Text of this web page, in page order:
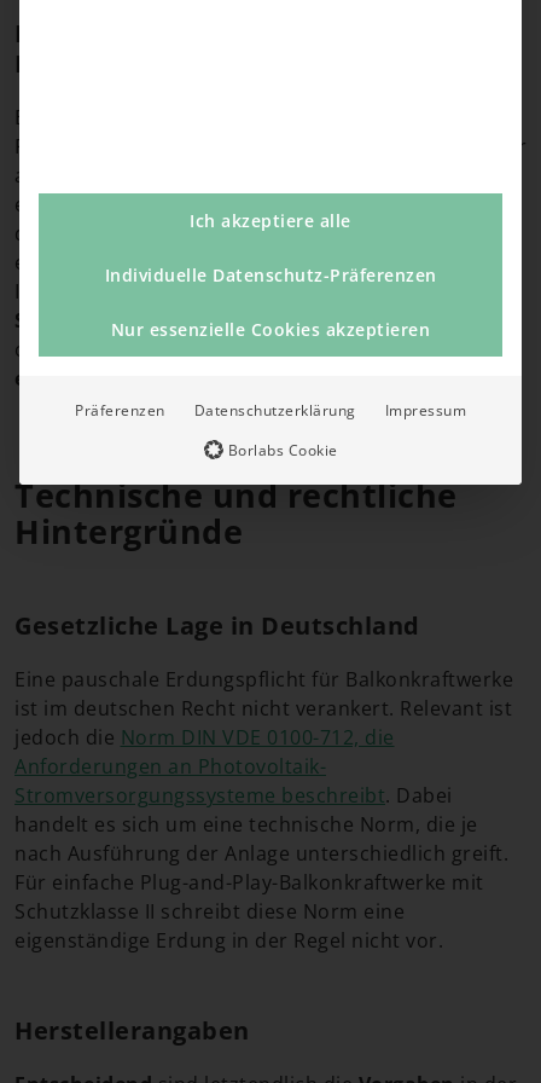
Freistehende oder exponierte
Installation
Balkonkraftwerke, die freistehend auf einem
Flachdach, in einem exponierten Gartenbereich oder
an einer Wetterseite montiert sind, unterliegen
erhöhten äußeren Einflüssen. Überspannungen
durch Blitze in der näheren Umgebung oder
elektrische Entladungen stellen in solchen
Installationen ein größeres Risiko dar.
Schutzmaßnahmenwie ein Überspannungsschutz
oder ein Potentialausgleich sind hier
empfehlenswert
Technische und rechtliche
Hintergründe
Gesetzliche Lage in Deutschland
Eine pauschale Erdungspflicht für Balkonkraftwerke
ist im deutschen Recht nicht verankert. Relevant ist
jedoch die Norm DIN VDE 0100-712, die
Anforderungen an Photovoltaik-
Stromversorgungssysteme beschreibt. Dabei
handelt es sich um eine technische Norm, die je
nach Ausführung der Anlage unterschiedlich greift.
Für einfache Plug-and-Play-Balkonkraftwerke mit
Schutzklasse II schreibt diese Norm eine
eigenständige Erdung in der Regel nicht vor.
Herstellerangaben
Ich akzeptiere alle
Individuelle Datenschutz-Präferenzen
Nur essenzielle Cookies akzeptieren
Präferenzen Datenschutzerklärung
Impressum
Borlabs Cookie